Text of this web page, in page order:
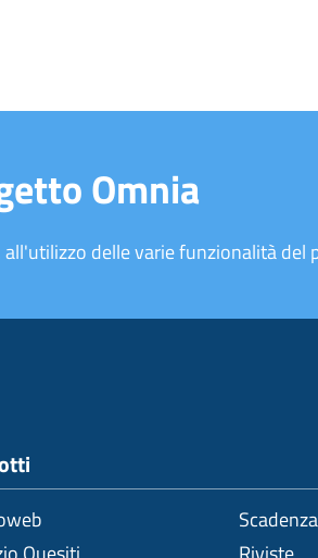
Omnia
delle varie funzionalità del